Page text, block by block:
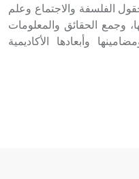
الفلسفة والاجتماع وعلم
وجمع الحقائق والمعلومات
وأبعادها الأكاديمية